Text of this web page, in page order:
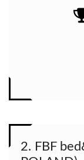
2. FBF